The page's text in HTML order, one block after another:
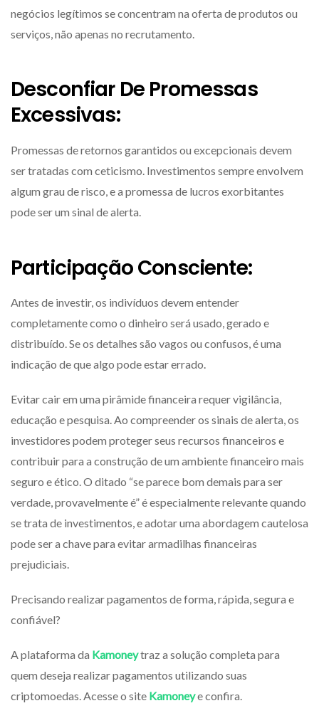
negócios legítimos se concentram na oferta de produtos ou
serviços, não apenas no recrutamento.
Desconfiar De Promessas
Excessivas:
Promessas de retornos garantidos ou excepcionais devem
ser tratadas com ceticismo. Investimentos sempre envolvem
algum grau de risco, e a promessa de lucros exorbitantes
pode ser um sinal de alerta.
Participação Consciente:
Antes de investir, os indivíduos devem entender
completamente como o dinheiro será usado, gerado e
distribuído. Se os detalhes são vagos ou confusos, é uma
indicação de que algo pode estar errado.
Evitar cair em uma pirâmide financeira requer vigilância,
educação e pesquisa. Ao compreender os sinais de alerta, os
investidores podem proteger seus recursos financeiros e
contribuir para a construção de um ambiente financeiro mais
seguro e ético. O ditado “se parece bom demais para ser
verdade, provavelmente é” é especialmente relevante quando
se trata de investimentos, e adotar uma abordagem cautelosa
pode ser a chave para evitar armadilhas financeiras
prejudiciais.
Precisando realizar pagamentos de forma, rápida, segura e
confiável?
A plataforma da Kamoneytraz a solução completa para
quem deseja realizar pagamentos utilizando suas
criptomoedas. Acesse o site Kamoneye confira.